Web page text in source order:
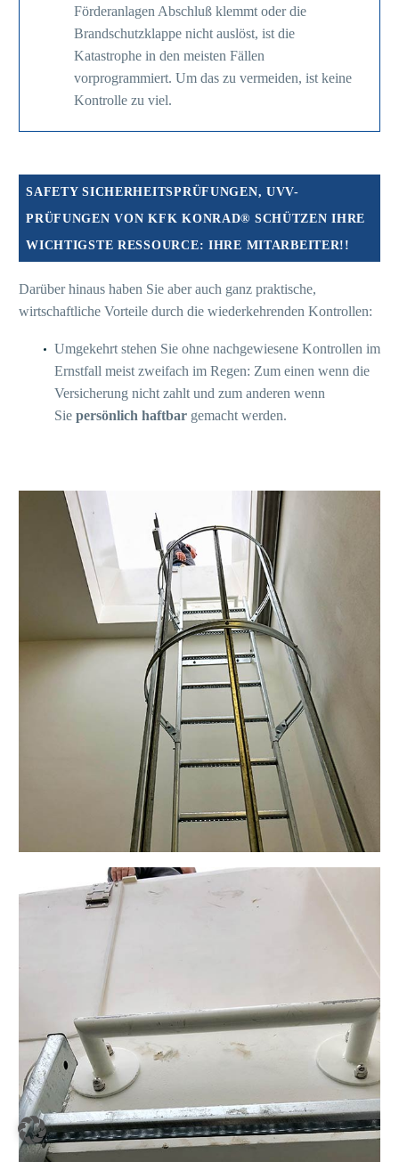
Förderanlagen Abschluß klemmt oder die
Brandschutzklappe nicht auslöst, ist die
Katastrophe in den meisten Fällen
vorprogrammiert. Um das zu vermeiden, ist keine
Kontrolle zu viel.
SAFETY SICHERHEITSPRÜFUNGEN, UVV-
PRÜFUNGEN VON KFK KONRAD® SCHÜTZEN IHRE
WICHTIGSTE RESSOURCE: IHRE MITARBEITER!!
Darüber hinaus haben Sie aber auch ganz praktische,
wirtschaftliche Vorteile durch die wiederkehrenden Kontrollen:
Umgekehrt stehen Sie ohne nachgewiesene Kontrollen im
Ernstfall meist zweifach im Regen: Zum einen wenn die
Versicherung nicht zahlt und zum anderen wenn
Sie persönlich haftbar gemacht werden.